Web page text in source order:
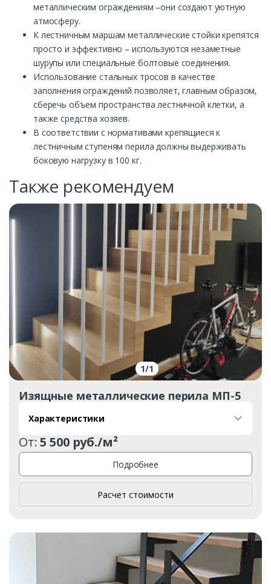
металлическим ограждениям –они создают уютную
атмосферу.
К лестничным маршам металлические стойки крепятся
просто и эффективно – используются незаметные
шурупы или специальные болтовые соединения.
Использование стальных тросов в качестве
заполнения ограждений позволяет, главным образом,
сберечь объем пространства лестничной клетки, а
также средства хозяев.
В соответствии с нормативами крепящиеся к
лестничным ступеням перила должны выдерживать
боковую нагрузку в 100 кг.
Также рекомендуем
1/1
Изящные металлические перила МП-5
Характеристики
От:5 500 руб./м²
Подробнее
Расчет стоимости